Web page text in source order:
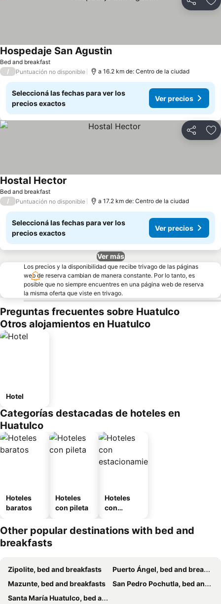
Compartir
Bed and breakfast
Hospedaje San AgustinVer precios
/ Puntuación no disponible a 16.2 km de: Centro de la ciudad
Seleccioná las fechas para ver los
precios exactos
Ver precios
Compartir
Bed and breakfast
Hostal Hector
/ Puntuación no disponible a 17.2 km de: Centro de la ciudad
Seleccioná las fechas para ver los
precios exactos
Ver precios
Ver más
Los precios y la disponibilidad que recibe trivago de las páginas
web de reserva cambian de manera constante. Por lo tanto, es
posible que no siempre encuentres en una página web de reserva
la misma oferta que viste en trivago.
Preguntas frecuentes sobre Huatulco
Otros alojamientos en Huatulco
Hotel
Categorías destacadas de hoteles en
Huatulco
Hoteles
baratos
Hoteles
con pileta
Hoteles
con
miento
Other popular destinations with bed and
breakfasts
Zipolite, bed and breakfasts
Puerto Ángel, bed and breakfasts
Mazunte, bed and breakfasts
San Pedro Pochutla, bed and breakfasts
Santa María Huatulco, bed and breakfasts